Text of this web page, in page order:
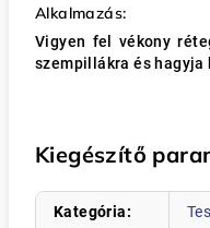
Alkalmazás:
Vigyen fel vékony
szempillákra és hagyja
Kiegészítő
Kategória: